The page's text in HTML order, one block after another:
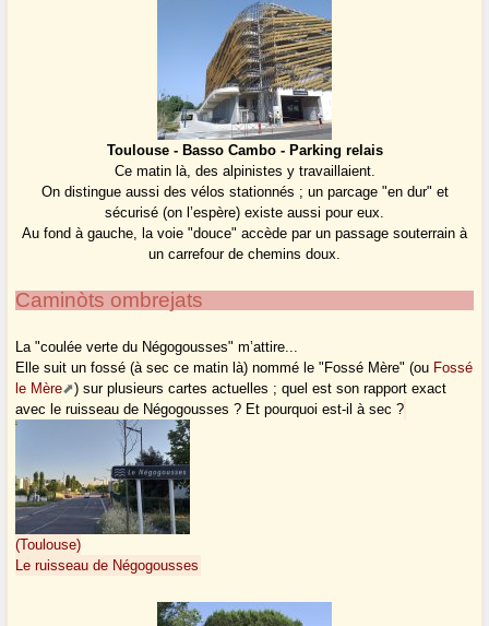
Toulouse - Basso Cambo - Parking relais
Ce matin là, des alpinistes y travaillaient.
On distingue aussi des vélos stationnés ; un parcage "en dur" et
sécurisé (on l’espère) existe aussi pour eux.
Au fond à gauche, la voie "douce" accède par un passage souterrain à
un carrefour de chemins doux.
Caminòts ombrejats
La "coulée verte du Négogousses" m’attire...
Elle suit un fossé (à sec ce matin là) nommé le "Fossé Mère" (ou Fossé
le Mère
) sur plusieurs cartes actuelles ; quel est son rapport exact
avec le ruisseau de Négogousses ? Et pourquoi est-il à sec ?
(Toulouse)
Le ruisseau de Négogousses